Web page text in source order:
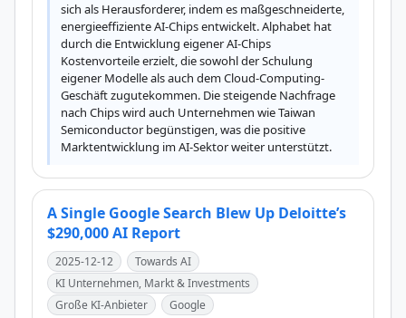
sich als Herausforderer, indem es maßgeschneiderte,
energieeffiziente AI-Chips entwickelt. Alphabet hat
durch die Entwicklung eigener AI-Chips
Kostenvorteile erzielt, die sowohl der Schulung
eigener Modelle als auch dem Cloud-Computing-
Geschäft zugutekommen. Die steigende Nachfrage
nach Chips wird auch Unternehmen wie Taiwan
Semiconductor begünstigen, was die positive
Marktentwicklung im AI-Sektor weiter unterstützt.
A Single Google Search Blew Up Deloitte’s
$290,000 AI Report
2025-12-12
Towards AI
KI Unternehmen, Markt & Investments
Große KI-Anbieter
Google